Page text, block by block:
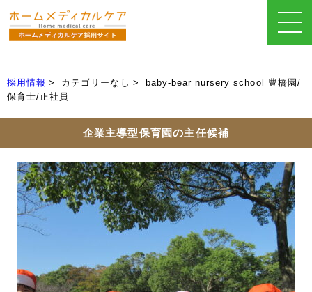
採用情報 カテゴリーなし
baby-bear nursery school 豊橋園/
保育士/正社員
企業主導型保育園の主任候補